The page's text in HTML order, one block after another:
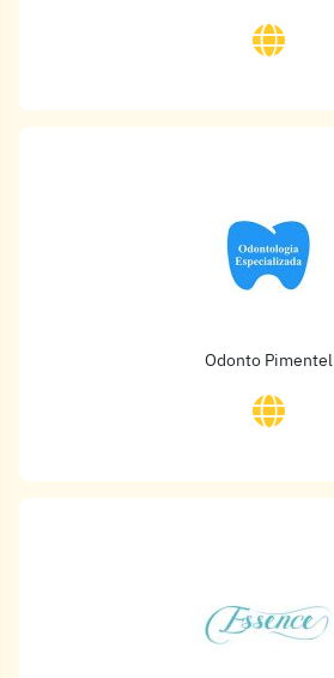
Odonto Pimentel